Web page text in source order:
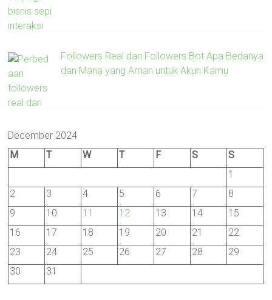
Followers Real dan Followers Bot Apa Bedanya
dan Mana yang Aman untuk Akun Kamu
December 2024
M
T W T F S
S
1
2
3 4 5 6 7
8
9
10 11 12 13 14
15
16
17 18 19 20 21
22
23
24 25 26 27 28
29
30
31